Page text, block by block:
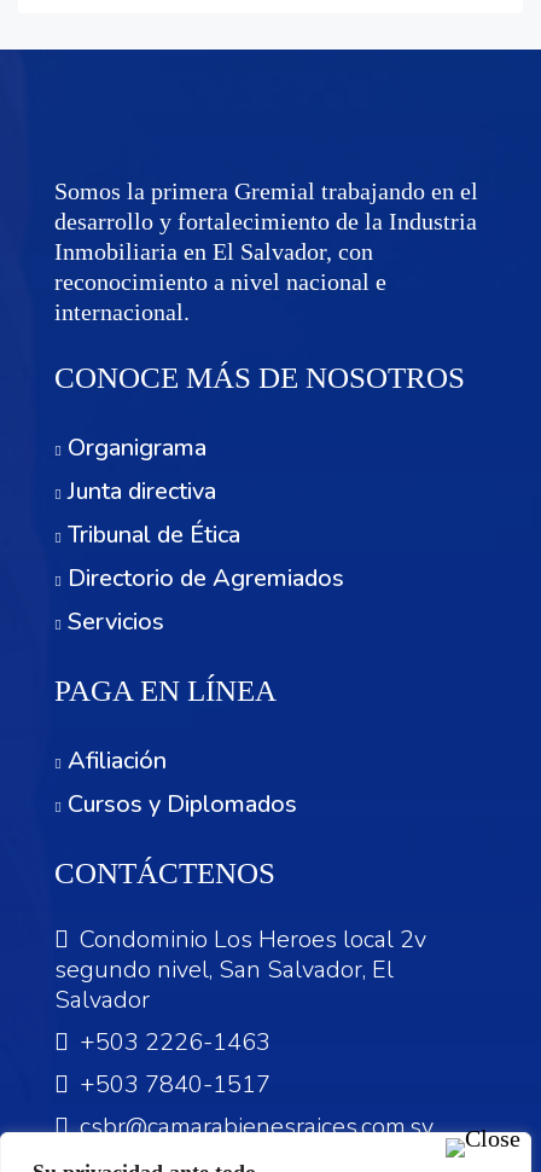
Somos la primera Gremial trabajando en el
desarrollo y fortalecimiento de la Industria
Inmobiliaria en El Salvador, con
reconocimiento a nivel nacional e
internacional.
CONOCE MÁS DE NOSOTROS
Organigrama
Junta directiva
Tribunal de Ética
Directorio de Agremiados
Servicios
PAGA EN LÍNEA
Afiliación
Cursos y Diplomados
CONTÁCTENOS
Condominio Los Heroes local 2v
segundo nivel, San Salvador, El
Salvador
+503 2226-1463
+503 7840-1517
csbr@camarabienesraices.com.sv